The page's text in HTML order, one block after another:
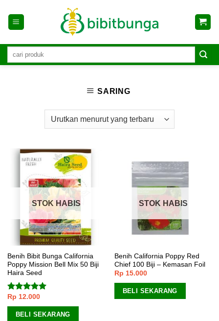
content
SARING
STOK HABIS
Benih Bibit Bunga California
Poppy Mission Bell Mix 50 Biji
Haira Seed
Dinilai5.00
dari 5
Rp 12.000
BELI SEKARANG
STOK HABIS
Benih California Poppy Red
Chief 100 Biji – Kemasan Foil
Rp 15.000
BELI SEKARANG